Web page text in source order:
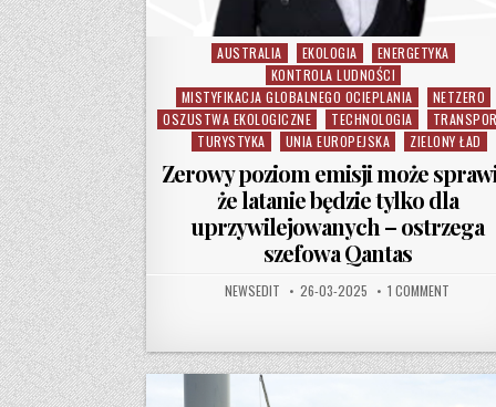
Posted in
AUSTRALIA EKOLOGIA
ENERGETYKA
KONTROLA LUDNOŚCI
MISTYFIKACJA GLOBALNEGO OCIEPLANIA
NETZERO
OSZUSTWA EKOLOGICZNE
TECHNOLOGIA
TURYSTYKA
UNIA EUROPEJSKA ZIELONY ŁAD
Zerowy poziom emisji może
że latanie będzie tylko dla
uprzywilejowanych – ostrzega
szefowa Qantas
AUTHOR:
NEWSEDIT PUBLISHED DATE:
26-03-2025 1 COMMENT ON